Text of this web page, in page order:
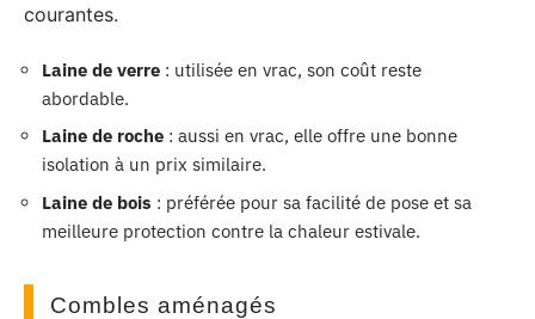
courantes.
Laine de verre : utilisée en vrac, son coût reste
abordable.
Laine de roche : aussi en vrac, elle offre une bonne
isolation à un prix similaire.
Laine de bois : préférée pour sa facilité de pose et sa
meilleure protection contre la chaleur estivale.
Combles aménagés